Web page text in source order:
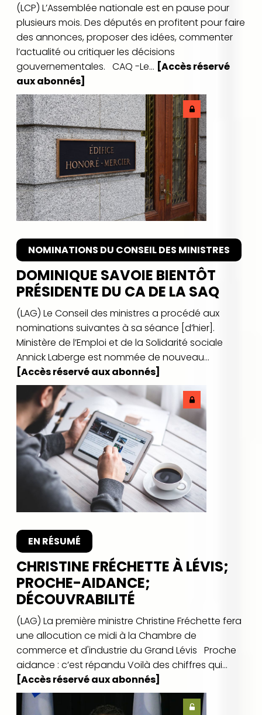
(LCP) L’Assemblée nationale est en pause pour
plusieurs mois. Des députés en profitent pour faire
des annonces, proposer des idées, commenter
l’actualité ou critiquer les décisions
gouvernementales. CAQ -Le... [Accès réservé
aux abonnés]
NOMINATIONS DU CONSEIL DES MINISTRES
DOMINIQUE SAVOIE BIENTÔT
PRÉSIDENTE DU CA DE LA SAQ
(LAG) Le Conseil des ministres a procédé aux
nominations suivantes à sa séance [d’hier].
Ministère de l’Emploi et de la Solidarité sociale
Annick Laberge est nommée de nouveau...
[Accès réservé aux abonnés]
EN RÉSUMÉ
CHRISTINE FRÉCHETTE À LÉVIS;
PROCHE-AIDANCE;
DÉCOUVRABILITÉ
(LAG) La première ministre Christine Fréchette fera
une allocution ce midi à la Chambre de
commerce et d'industrie du Grand Lévis Proche
aidance : c’est répandu Voilà des chiffres qui...
[Accès réservé aux abonnés]